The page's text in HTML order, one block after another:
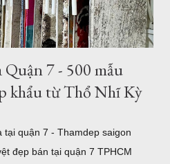
có rất nhiều mẫu tại showroom
7 - 500 mẫu
khẩu từ Thổ Nhĩ Kỳ
quận 7 - Thamdep saigon
đẹp bán tại quận 7 TPHCM